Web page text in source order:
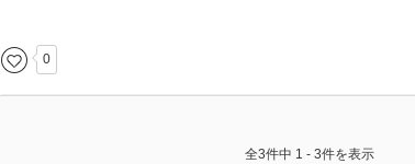
せめて、自分を漫画の中の沖田圭介に置き換えて、その中
ことにしよう
0
全3件中 1 - 3件を表示